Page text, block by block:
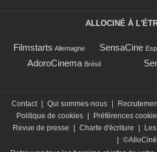
ALLOCINÉ À
Filmstarts Allemagne SensaCine
AdoroCinema Brésil
Contact | Qui sommes-nous |
Politique de cookies | Préférences
Revue de presse
| Charte d'écriture |
| ©AlloCiné